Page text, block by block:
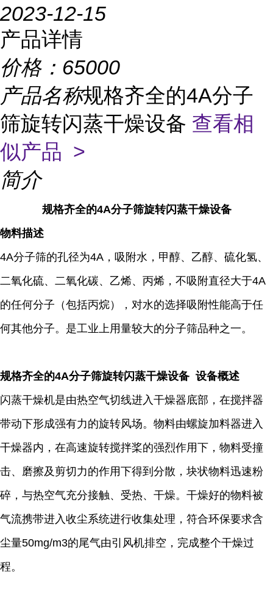
2023-12-15
产品详情
价格： 65000
产品名称规格齐全的4A分子
筛旋转闪蒸干燥设备 查看相
似产品 >
简介
规格齐全的4A分子筛旋转闪蒸干燥设备
物料描述
4A分子筛的孔径为4A，吸附水，甲醇、乙醇、硫化氢、
二氧化硫、二氧化碳、乙烯、丙烯，不吸附直径大于4A
的任何分子（包括丙烷），对水的选择吸附性能高于任
何其他分子。是工业上用量较大的分子筛品种之一。
规格齐全的4A分子筛旋转闪蒸干燥设备 设备概述
闪蒸干燥机是由热空气切线进入干燥器底部，在搅拌器
带动下形成强有力的旋转风场。物料由螺旋加料器进入
干燥器内，在高速旋转搅拌桨的强烈作用下，物料受撞
击、磨擦及剪切力的作用下得到分散，块状物料迅速粉
碎，与热空气充分接触、受热、干燥。干燥好的物料被
气流携带进入收尘系统进行收集处理，符合环保要求含
尘量50mg/m3的尾气由引风机排空，完成整个干燥过
程。